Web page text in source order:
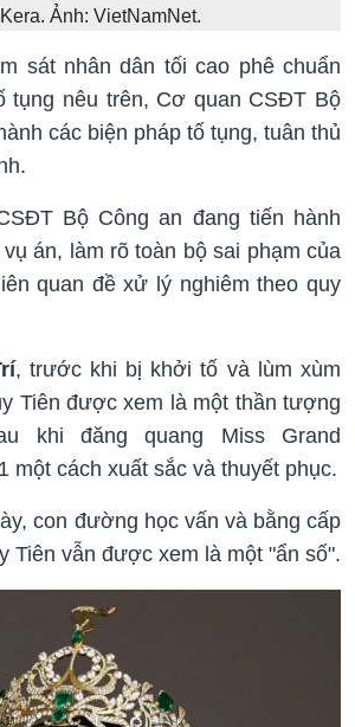
Ảnh: VietNamNet.
sát nhân dân tối cao phê chuẩn
tụng nêu trên, Cơ quan CSĐT Bộ
các biện pháp tố tụng, tuân thủ
Bộ Công an đang tiến hành
án, làm rõ toàn bộ sai phạm của
quan đề xử lý nghiêm theo quy
, trước khi bị khởi tố và lùm xùm
Tiên được xem là một thần tượng
khi đăng quang Miss Grand
một cách xuất sắc và thuyết phục.
con đường học vấn và bằng cấp
Tiên vẫn được xem là một "ẩn số".